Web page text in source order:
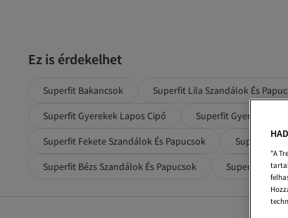
Ez is érdekelhet
Superfit Bakancsok Superfit Lila Szandálok És
Superfit Gyerekek Lapos Cipő
Superfit Gyerekek
Superfit Fekete Szandálok És Papucsok
Superfit
Superfit Bézs Szandálok És Papucsok
Superfit
"A